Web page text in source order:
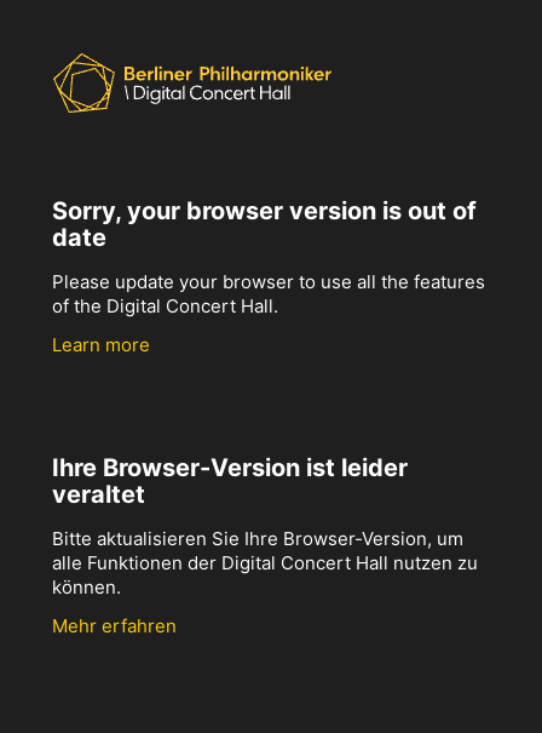
Sorry, your browser version is out of
date
Please update your browser to use all the features
of the Digital Concert Hall.
Learn more
Ihre Browser-Version ist leider
veraltet
Bitte aktualisieren Sie Ihre Browser-Version, um
alle Funktionen der Digital Concert Hall nutzen zu
können.
Mehr erfahren